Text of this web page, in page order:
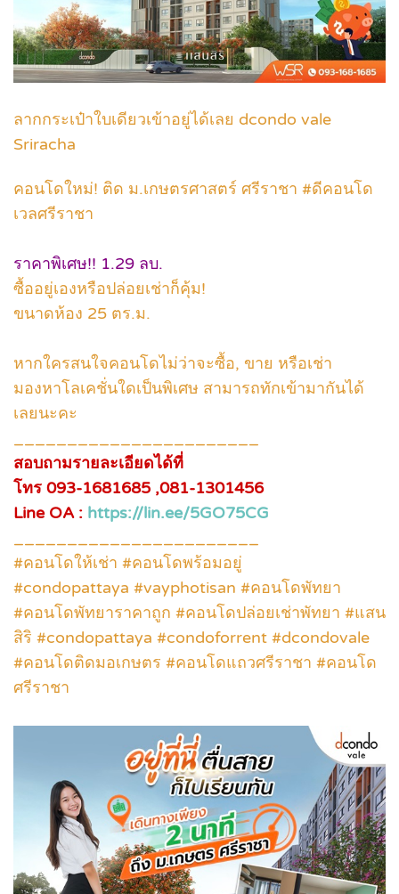
ลากกระเป๋าใบเดียวเข้าอยู่ได้เลย dcondo vale
Sriracha
คอนโดใหม่! ติด ม.เกษตรศาสตร์ ศรีราชา #ดีคอนโด
เวลศรีราชา
ราคาพิเศษ!! 1.29 ลบ.
ซื้ออยู่เองหรือปล่อยเช่าก็คุ้ม!
ขนาดห้อง 25 ตร.ม.
หากใครสนใจคอนโดไม่ว่าจะซื้อ, ขาย หรือเช่า
มองหาโลเคชั่นใดเป็นพิเศษ สามารถทักเข้ามากันได้
เลยนะคะ
สอบถามรายละเอียดได้ที่
โทร 093-1681685 ,081-1301456
Line OA : https://lin.ee/5GO75CG
#คอนโดให้เช่า #คอนโดพร้อมอยู่
#condopattaya #vayphotisan #คอนโดพัทยา
#คอนโดพัทยาราคาถูก #คอนโดปล่อยเช่าพัทยา #แสน
สิริ #condopattaya #condoforrent #dcondovale
#คอนโดติดมอเกษตร #คอนโดแถวศรีราชา #คอนโด
ศรีราชา